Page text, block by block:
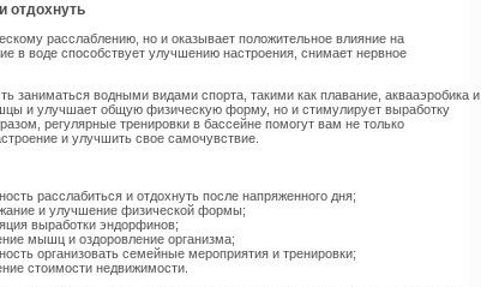
отдохнуть
расслаблению, но и оказывает положительное влияние на
в воде способствует улучшению настроения, снимает нервное
заниматься водными видами спорта, такими как плавание, аквааэробика и
и улучшает общую физическую форму, но и стимулирует выработку
регулярные тренировки в бассейне помогут вам не только
и улучшить свое самочувствие.
расслабиться и отдохнуть после напряженного дня;
и улучшение физической формы;
выработки эндорфинов;
мышц и оздоровление организма;
организовать семейные мероприятия и тренировки;
стоимости недвижимости.